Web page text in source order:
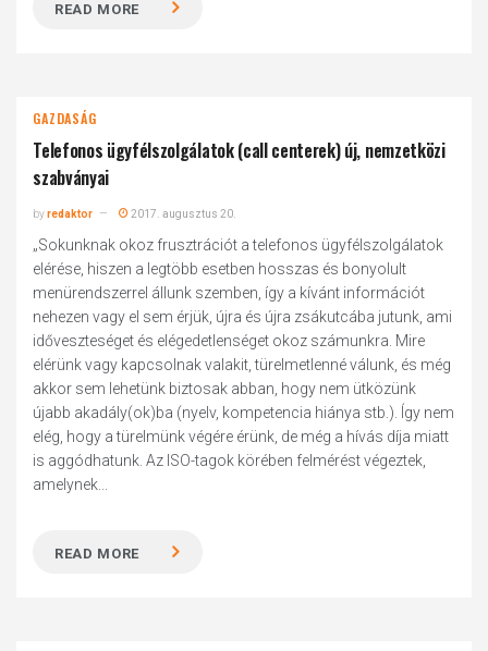
READ MORE
GAZDASÁG
Telefonos ügyfélszolgálatok (call centerek) új, nemzetközi
szabványai
byredaktor 2017. augusztus 20.
„Sokunknak okoz frusztrációt a telefonos ügyfélszolgálatok
elérése, hiszen a legtöbb esetben hosszas és bonyolult
menürendszerrel állunk szemben, így a kívánt információt
nehezen vagy el sem érjük, újra és újra zsákutcába jutunk, ami
időveszteséget és elégedetlenséget okoz számunkra. Mire
elérünk vagy kapcsolnak valakit, türelmetlenné válunk, és még
akkor sem lehetünk biztosak abban, hogy nem ütközünk
újabb akadály(ok)ba (nyelv, kompetencia hiánya stb.). Így nem
elég, hogy a türelmünk végére érünk, de még a hívás díja miatt
is aggódhatunk. Az ISO-tagok körében felmérést végeztek,
amelynek...
READ MORE